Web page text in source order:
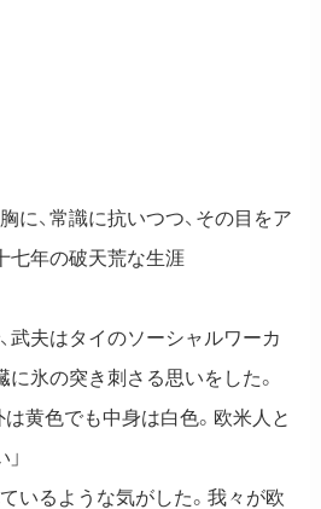
に、常識に抗いつつ、その目をア
七年の破天荒な生涯
武夫はタイのソーシャルワーカ
に氷の突き刺さる思いをした。
は黄色でも中身は白色。欧米人と
いるような気がした。我々が欧